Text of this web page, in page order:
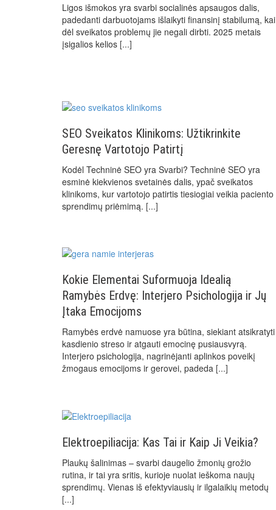
Ligos išmokos yra svarbi socialinės apsaugos dalis,
padedanti darbuotojams išlaikyti finansinį stabilumą, kai
dėl sveikatos problemų jie negali dirbti. 2025 metais
įsigalios kelios [...]
SEO Sveikatos Klinikoms: Užtikrinkite
Geresnę Vartotojo Patirtį
Kodėl Techninė SEO yra Svarbi? Techninė SEO yra
esminė kiekvienos svetainės dalis, ypač sveikatos
klinikoms, kur vartotojo patirtis tiesiogiai veikia paciento
sprendimų priėmimą. [...]
Kokie Elementai Suformuoja Idealią
Ramybės Erdvę: Interjero Psichologija ir Jų
Įtaka Emocijoms
Ramybės erdvė namuose yra būtina, siekiant atsikratyti
kasdienio streso ir atgauti emocinę pusiausvyrą.
Interjero psichologija, nagrinėjanti aplinkos poveikį
žmogaus emocijoms ir gerovei, padeda [...]
Elektroepiliacija: Kas Tai ir Kaip Ji Veikia?
Plaukų šalinimas – svarbi daugelio žmonių grožio
rutina, ir tai yra sritis, kurioje nuolat ieškoma naujų
sprendimų. Vienas iš efektyviausių ir ilgalaikių metodų
[...]